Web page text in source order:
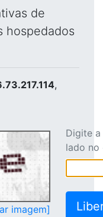
de
hospedados
,
imagem]
Digite
lado no